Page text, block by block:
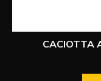
CACIOTTA